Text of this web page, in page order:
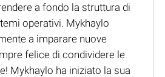
a fondo la struttura di
operativi. Mykhaylo
a imparare nuove
felice di condividere le
Mykhaylo ha iniziato la sua